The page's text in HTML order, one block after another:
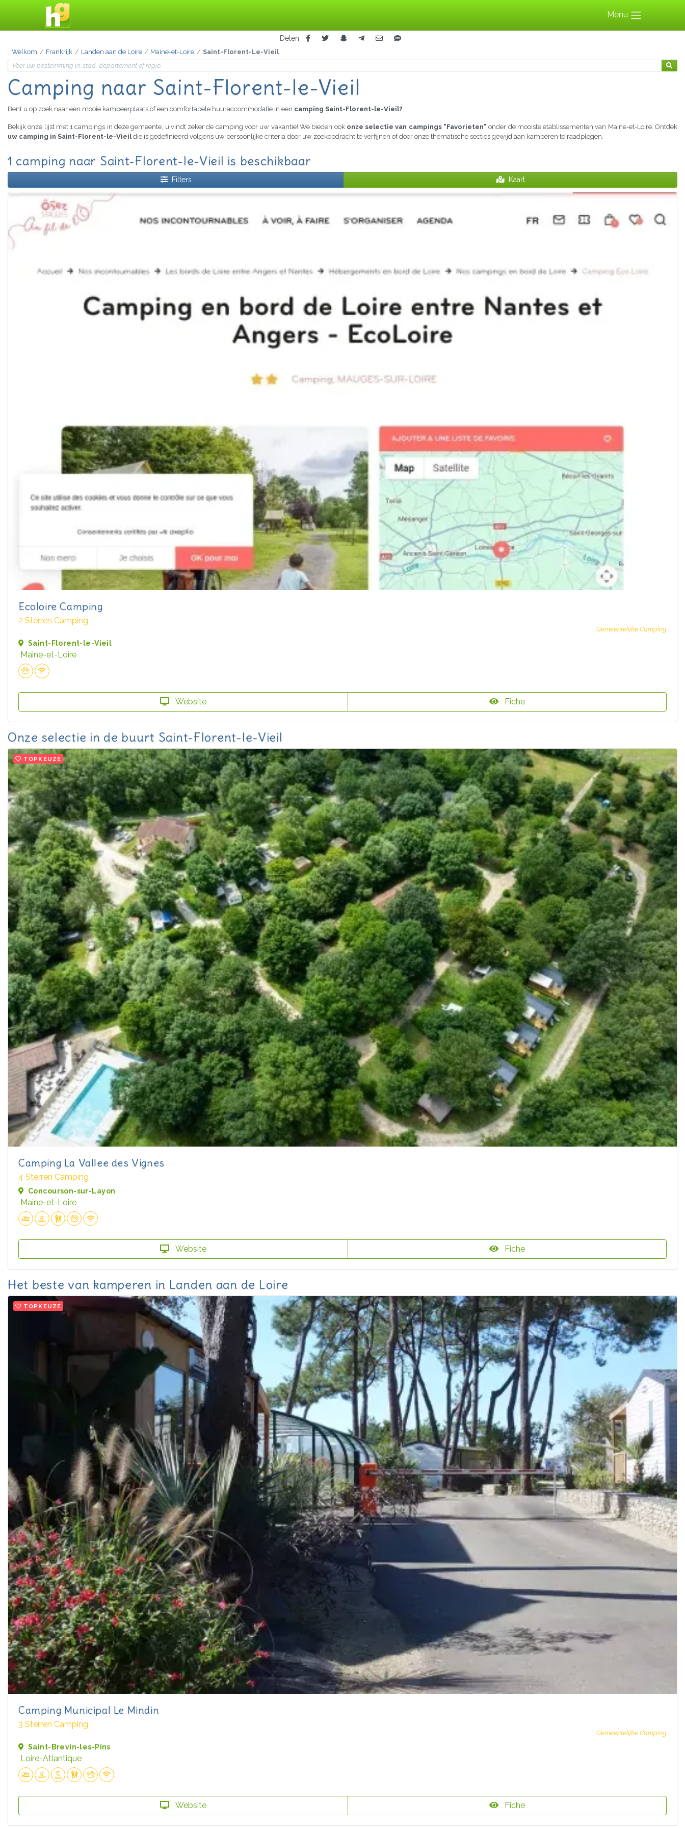
Menu
Delen
Welkom Frankrijk Landen aan de Loire Maine-et-Loire Saint-Florent-Le-Vieil
Camping naar Saint-Florent-le-Vieil
Bent u op zoek naar een mooie kampeerplaats of een comfortabele huuraccommodatie in een camping Saint-Florent-le-Vieil?
Bekijk onze lijst met 1 campings in deze gemeente, u vindt zeker de camping voor uw vakantie! We bieden ook onze selectie van campings "Favorieten" onder de mooiste etablissementen van Maine-et-Loire. Ontdek
uw camping in Saint-Florent-le-Vieildie is gedefinieerd volgens uw persoonlijke criteria door uw zoekopdracht te verfijnen of door onze thematische secties gewijd aan kamperen te raadplegen.
1 camping naar Saint-Florent-le-Vieil is beschikbaar
Filters Kaart
Ecoloire Camping
2 Sterren Camping
Gemeentelijke Camping
Saint-Florent-le-Vieil
Maine-et-Loire
Website Fiche
Onze selectie in de buurt Saint-Florent-le-Vieil
TOPKEUZE
Camping La Vallee des Vignes
4 Sterren Camping
Concourson-sur-Layon
Maine-et-Loire
Website Fiche
Het beste van kamperen in Landen aan de Loire
TOPKEUZE
Camping Municipal Le Mindin
3 Sterren Camping
Gemeentelijke Camping
Saint-Brevin-les-Pins
Loire-Atlantique
Website Fiche